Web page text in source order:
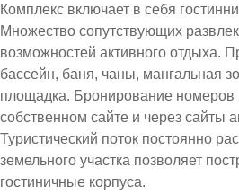
Комплекс включает в себя
Множество сопутствующих
возможностей активного отдыха.
бассейн, баня, чаны, мангальная
площадка. Бронирование номеров
собственном сайте и через сайты
Туристический поток постоянно
земельного участка позволяет
гостиничные корпуса.